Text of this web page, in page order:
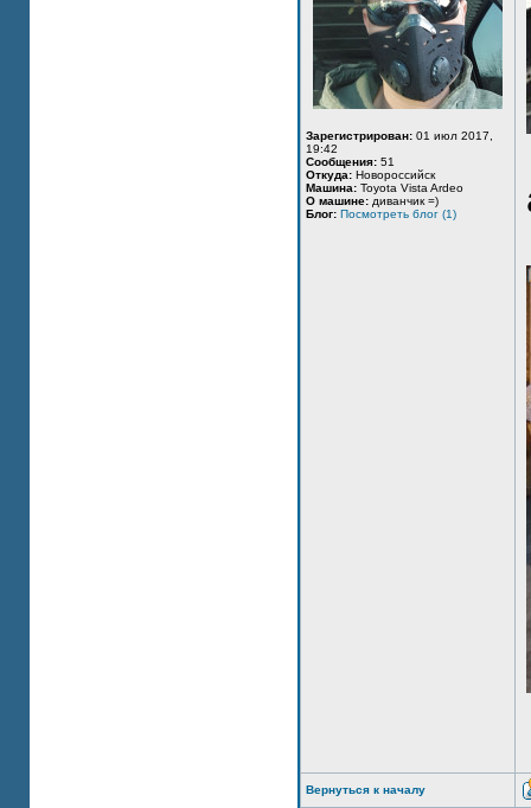
Зарегистрирован: 01 июл 2017,
19:42
Сообщения: 51
Откуда: Новороссийск
Машина: Toyota Vista Ardeo
О машине: диванчик =)
Блог: Посмотреть блог (1)
Вернуться к началу